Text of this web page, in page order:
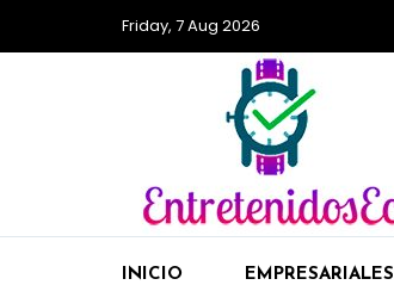
Friday, 7 Aug 2026
INICIO EMPRESARIALES